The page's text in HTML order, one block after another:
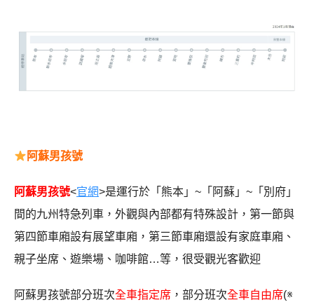
阿蘇男孩號
阿蘇男孩號<官網>是運行於「熊本」~「阿蘇」~「別府」
間的九州特急列車，外觀與內部都有特殊設計，第一節與
第四節車廂設有展望車廂，第三節車廂還設有家庭車廂、
親子坐席、遊樂場、咖啡館…等，很受觀光客歡迎
阿蘇男孩號部分班次全車指定席 ，部分班次全車自由席(※